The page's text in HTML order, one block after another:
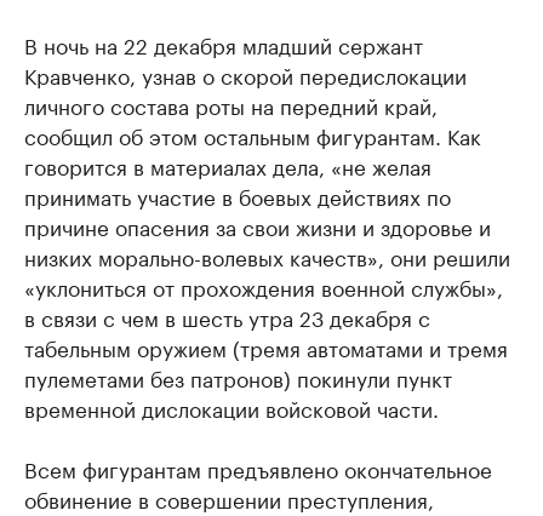
В ночь на 22 декабря младший сержант
Кравченко, узнав о скорой передислокации
личного состава роты на передний край,
сообщил об этом остальным фигурантам. Как
говорится в материалах дела, «не желая
принимать участие в боевых действиях по
причине опасения за свои жизни и здоровье и
низких морально-волевых качеств», они решили
«уклониться от прохождения военной службы»,
в связи с чем в шесть утра 23 декабря с
табельным оружием (тремя автоматами и тремя
пулеметами без патронов) покинули пункт
временной дислокации войсковой части.
Всем фигурантам предъявлено окончательное
обвинение в совершении преступления,